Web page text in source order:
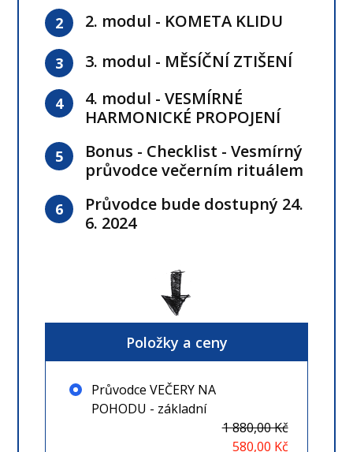
2 2. modul - KOMETA KLIDU
3 3. modul - MĚSÍČNÍ ZTIŠENÍ
4
4. modul - VESMÍRNÉ
HARMONICKÉ PROPOJENÍ
5
Bonus - Checklist - Vesmírný
průvodce večerním rituálem
6
Průvodce bude dostupný 24.
6. 2024
Položky a ceny
Průvodce VEČERY NA
POHODU - základní
1 880,00 Kč
580,00 Kč